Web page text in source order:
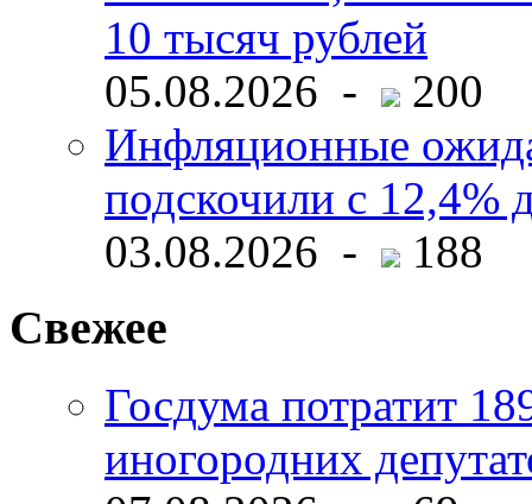
10 тысяч рублей
05.08.2026 -
200
Инфляционные
подскочили с 12,4%
03.08.2026 -
188
Свежее
Госдума потратит
иногородних